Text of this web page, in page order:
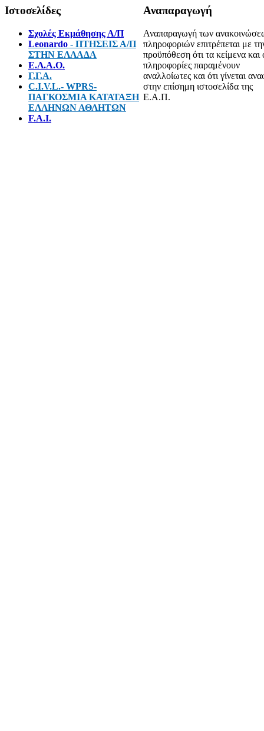
Ιστοσελίδες
Σχολές Εκμάθησης Α/Π
Leonardo - ΠΤΗΣΕΙΣ Α/Π
ΣΤΗΝ ΕΛΛΑΔΑ
E.Λ.Α.Ο.
Γ.Γ.Α.
C.I.V.L.- WPRS-
ΠΑΓΚΟΣΜΙΑ ΚΑΤΑΤΑΞΗ
ΕΛΛΗΝΩΝ ΑΘΛΗΤΩΝ
F.A.I.
Αναπαραγωγή
Αναπαραγωγή των
πληροφοριών επιτρέπεται με
προϋπόθεση ότι τα κείμενα και
πληροφορίες παραμένουν
αναλλοίωτες και ότι γίνεται
στην επίσημη ιστοσελίδα της
Ε.Α.Π.